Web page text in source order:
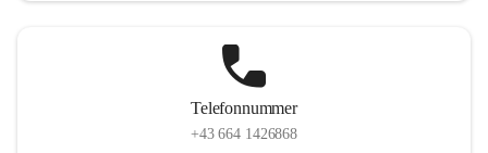
Telefonnummer
+43 664 1426868